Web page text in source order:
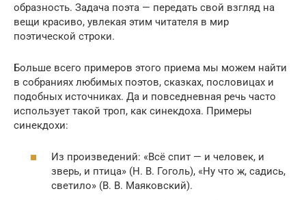
образность. Задача поэта — передать свой взгляд на
вещи красиво, увлекая этим читателя в мир
поэтической строки.
Больше всего примеров этого приема мы можем найти
в собраниях любимых поэтов, сказках, пословицах и
подобных источниках. Да и повседневная речь часто
использует такой троп, как синекдоха. Примеры
синекдохи:
Из произведений: «Всё спит — и человек, и
зверь, и птица» (Н. В. Гоголь), «Ну что ж, садись,
светило» (В. В. Маяковский).